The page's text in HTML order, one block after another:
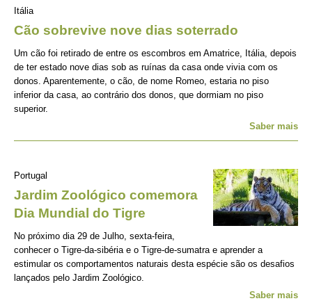
Itália
Cão sobrevive nove dias soterrado
Um cão foi retirado de entre os escombros em Amatrice, Itália, depois
de ter estado nove dias sob as ruínas da casa onde vivia com os
donos. Aparentemente, o cão, de nome Romeo, estaria no piso
inferior da casa, ao contrário dos donos, que dormiam no piso
superior.
Saber mais
Portugal
Jardim Zoológico comemora
Dia Mundial do Tigre
No próximo dia 29 de Julho, sexta-feira,
conhecer o Tigre-da-sibéria e o Tigre-de-sumatra e aprender a
estimular os comportamentos naturais desta espécie são os desafios
lançados pelo Jardim Zoológico.
Saber mais